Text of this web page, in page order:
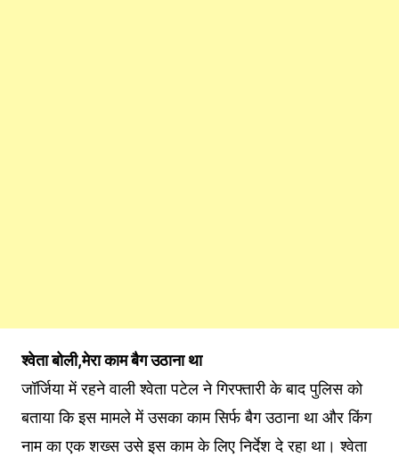
श्वेता बोली,मेरा काम बैग उठाना था
जॉर्जिया में रहने वाली श्वेता पटेल ने गिरफ्तारी के बाद पुलिस को
बताया कि इस मामले में उसका काम सिर्फ बैग उठाना था और किंग
नाम का एक शख्स उसे इस काम के लिए निर्देश दे रहा था। श्वेता